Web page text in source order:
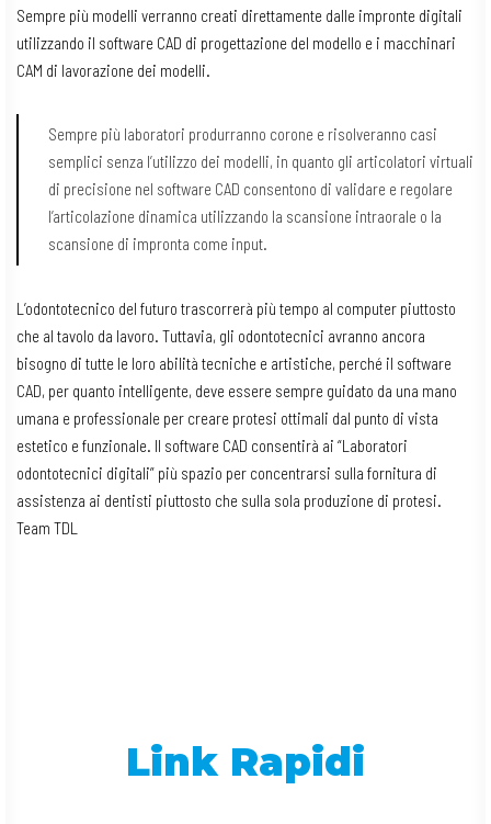
Sempre più modelli verranno creati direttamente dalle impronte digitali
utilizzando il software CAD di progettazione del modello e i macchinari
CAM di lavorazione dei modelli.
Sempre più laboratori produrranno corone e risolveranno casi
semplici senza l’utilizzo dei modelli, in quanto gli articolatori virtuali
di precisione nel software CAD consentono di validare e regolare
l’articolazione dinamica utilizzando la scansione intraorale o la
scansione di impronta come input.
L’odontotecnico del futuro trascorrerà più tempo al computer piuttosto
che al tavolo da lavoro. Tuttavia, gli odontotecnici avranno ancora
bisogno di tutte le loro abilità tecniche e artistiche, perché il software
CAD, per quanto intelligente, deve essere sempre guidato da una mano
umana e professionale per creare protesi ottimali dal punto di vista
estetico e funzionale. Il software CAD consentirà ai “Laboratori
odontotecnici digitali” più spazio per concentrarsi sulla fornitura di
assistenza ai dentisti piuttosto che sulla sola produzione di protesi.
Team TDL
Link Rapidi